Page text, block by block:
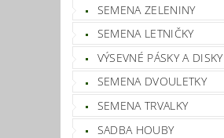
SEMENA ZELENINY
SEMENA LETNIČKY
VÝSEVNÉ PÁSKY A DISKY
SEMENA DVOULETKY
SEMENA TRVALKY
SADBA HOUBY